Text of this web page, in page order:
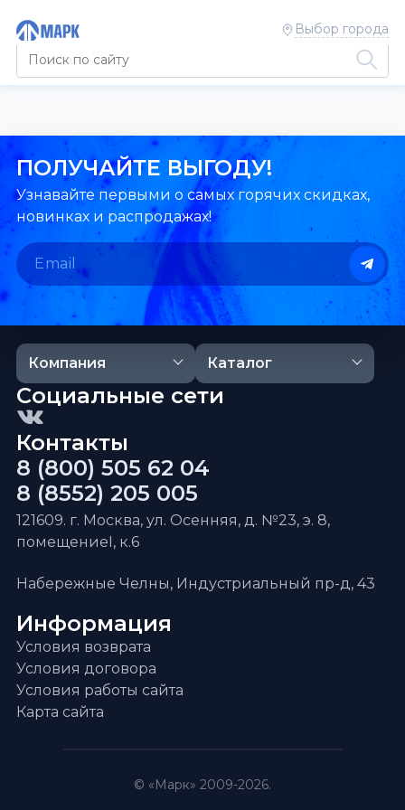
Выбор города
ПОЛУЧАЙТЕ ВЫГОДУ!
Узнавайте первыми о самых горячих скидках,
новинках и распродажах!
Компания Каталог
Информация
Условия возврата
Условия договора
Условия работы сайта
Карта сайта
Контакты
8 (800) 505 62 04
8 (8552) 205 005
121609. г. Москва, ул. Осенняя, д. №23, э. 8,
помещениеI, к.6
Набережные Челны, Индустриальный пр-д, 43
Социальные сети
© «Марк» 2009-2026.